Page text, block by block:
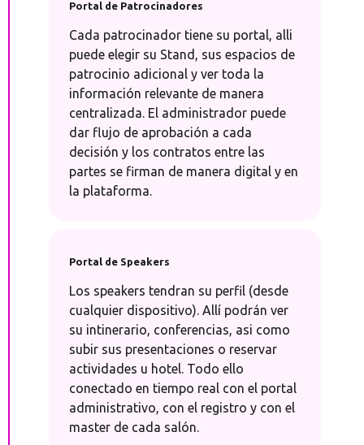
Portal de Patrocinadores
Cada patrocinador tiene su portal, alli
puede elegir su Stand, sus espacios de
patrocinio adicional y ver toda la
información relevante de manera
centralizada. El administrador puede
dar flujo de aprobación a cada
decisión y los contratos entre las
partes se firman de manera digital y en
la plataforma.
Portal de Speakers
Los speakers tendran su perfil (desde
cualquier dispositivo). Allí podrán ver
su intinerario, conferencias, asi como
subir sus presentaciones o reservar
actividades u hotel. Todo ello
conectado en tiempo real con el portal
administrativo, con el registro y con el
master de cada salón.